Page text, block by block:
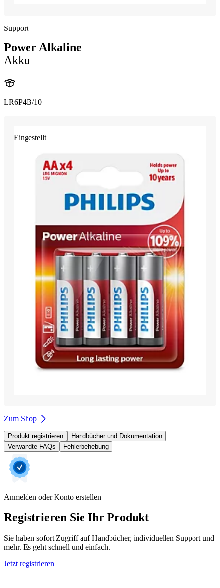
Support
Power Alkaline
Akku
LR6P4B/10
Eingestellt
Zum Shop
Produkt registrieren
Handbücher und Dokumentation
Verwandte FAQs
Fehlerbehebung
Anmelden oder Konto erstellen
Registrieren Sie Ihr Produkt
Sie haben sofort Zugriff auf Handbücher, individuellen Support und
mehr. Es geht schnell und einfach.
Jetzt registrieren